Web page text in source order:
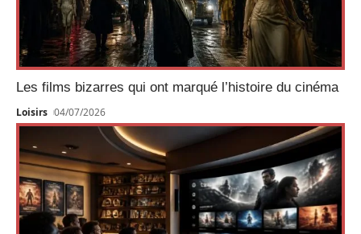
Les films bizarres qui ont marqué l’histoire du cinéma
Loisirs 04/07/2026